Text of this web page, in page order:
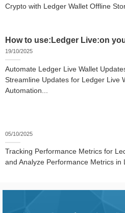
Crypto with Ledger Wallet Offline
How to use:Ledger Live:on
19/10/2025
Automate Ledger Live Wallet
Streamline Updates for Ledger Live
Automation...
05/10/2025
Tracking Performance Metrics for
and Analyze Performance Metrics in